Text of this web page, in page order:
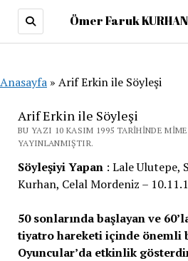
Ömer Faruk
Anasayfa » Arif Erkin ile Söyleşi
Arif Erkin ile Söyleşi
BU YAZI 10 KASIM 1995 TARIHINDE
YAYINLANMIŞTIR.
Söyleşiyi Yapan: Lale Ulutepe,
Kurhan, Celal Mordeniz –
50 sonlarında başlayan ve
tiyatro hareketi içinde önemli
Oyuncular’da etkinlik